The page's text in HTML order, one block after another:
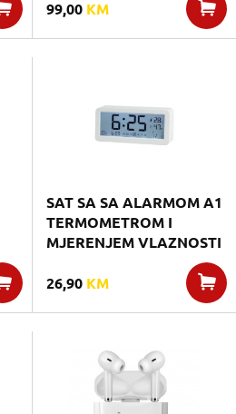
99,00 KM
SAT SA SA ALARMOM A1
TERMOMETROM I
MJERENJEM VLAZNOSTI
26,90 KM